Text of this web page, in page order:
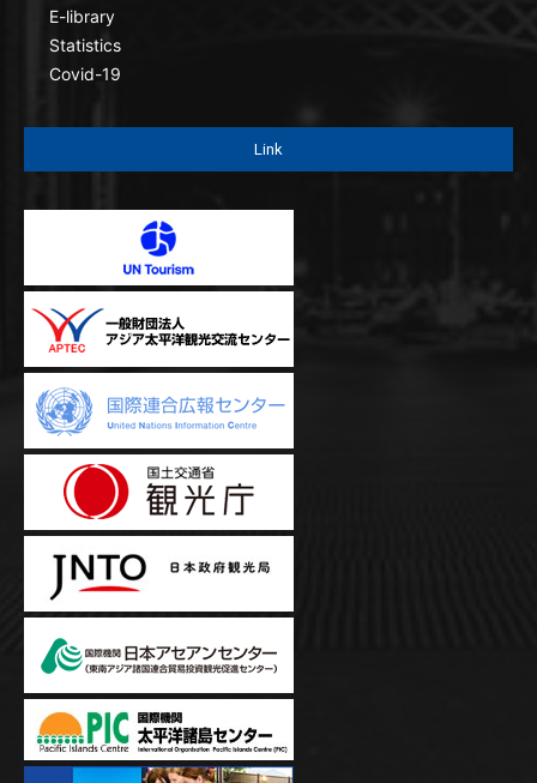
E-library
Statistics
Covid-19
Link